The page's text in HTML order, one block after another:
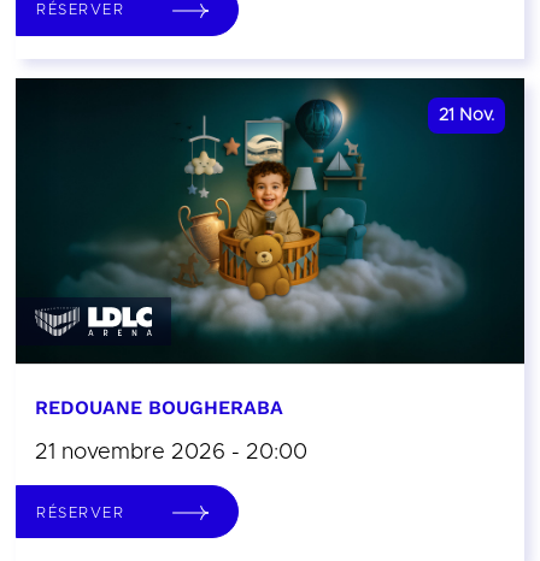
RÉSERVER
21 Nov.
REDOUANE BOUGHERABA
21 novembre 2026 - 20:00
RÉSERVER